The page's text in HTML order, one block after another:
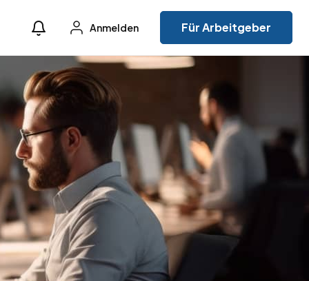
Anmelden Für Arbeitgeber